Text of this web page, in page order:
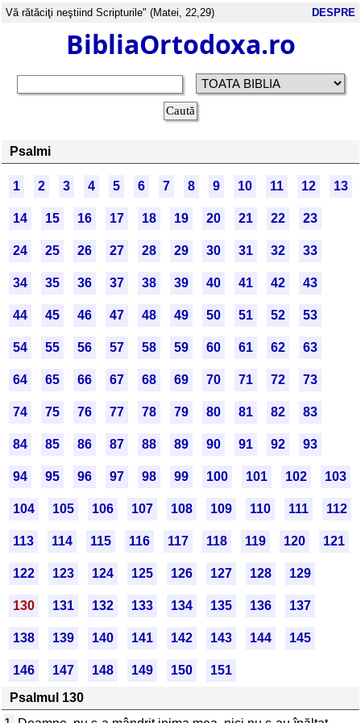
Vă rătăciţi neştiind Scripturile" (Matei, 22,29) DESPRE
BibliaOrtodoxa.ro
Psalmi
1 2 3 4 5 6 7 8 9 10 11 12 13
14 15 16 17 18 19 20 21 22 23
24 25 26 27 28 29 30 31 32 33
34 35 36 37 38 39 40 41 42 43
44 45 46 47 48 49 50 51 52 53
54 55 56 57 58 59 60 61 62 63
64 65 66 67 68 69 70 71 72 73
74 75 76 77 78 79 80 81 82 83
84 85 86 87 88 89 90 91 92 93
94 95 96 97 98 99 100 101 102 103
104 105 106 107 108 109 110 111 112
113 114 115 116 117 118 119 120 121
122 123 124 125 126 127 128 129
130 131 132 133 134 135 136 137
138 139 140 141 142 143 144 145
146 147 148 149 150
151
Psalmul 130